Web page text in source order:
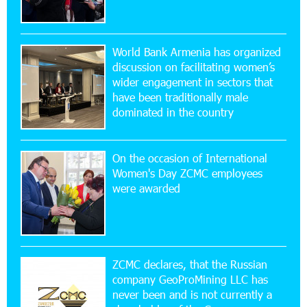
Ucom Sales and Service Center Reopens at 3/47
Yerevanyan Street in Yeghvard
15:47:47 17-07-2026
Up to 25% idcoin when purchasing Flyone flight
tickets: Idram&IDBank
15:10:21 17-07-2026
Converse Bank Named Armenia’s Best Digital
Bank for Consumers by Euromoney
School Students Build Cybersecurity Skills
12:45:18 16-07-2026
World Bank Armenia has organized
discussion on facilitating women’s
wider engagement in sectors that
have been traditionally male
dominated in the country
On the occasion of International
Women's Day ZCMC employees
were awarded
ZCMC declares, that the Russian
company GeoProMining LLC has
never been and is not currently a